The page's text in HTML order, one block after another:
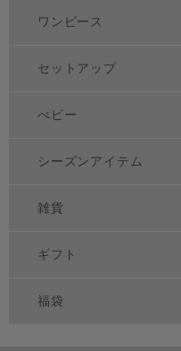
ワンピース
セットアップ
べビー
シーズンアイテム
雑貨
ギフト
福袋